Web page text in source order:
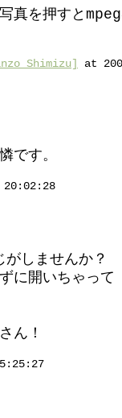
真を押すと
Shimizu]
at
です。
しませんか？
に開いちゃって
ん！